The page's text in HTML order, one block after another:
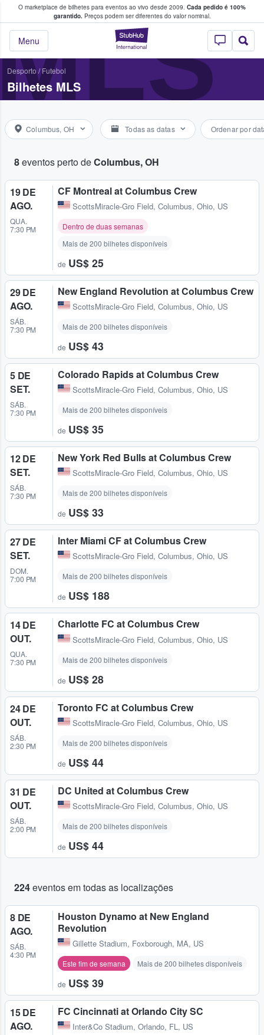
O marketplace de bilhetes para eventos ao vivo desde 2009. Cada pedido é 100%
garantido.Preços podem ser diferentes do valor nominal.
StubHub – onde
Menu
fãs compram e vendem bilhetes
Desporto/Futebol
Bilhetes MLS
Columbus, OH Todas as datas Ordenar por
8eventos perto deColumbus, OH
19 DE
AGO.
QUA.
7:30 PM
CF Montreal at Columbus Crew
ScottsMiracle-Gro Field, Columbus, Ohio, US
Dentro de duas semanas
Mais de 200 bilhetes disponíveis
de US$ 25
29 DE
AGO.
SÁB.
7:30 PM
New England Revolution at Columbus Crew
ScottsMiracle-Gro Field, Columbus, Ohio, US
Mais de 200 bilhetes disponíveis
de US$ 43
5 DE
SET.
SÁB.
7:30 PM
Colorado Rapids at Columbus Crew
ScottsMiracle-Gro Field, Columbus, Ohio, US
Mais de 200 bilhetes disponíveis
de US$ 35
12 DE
SET.
SÁB.
7:30 PM
New York Red Bulls at Columbus Crew
ScottsMiracle-Gro Field, Columbus, Ohio, US
Mais de 200 bilhetes disponíveis
de US$ 33
27 DE
SET.
DOM.
7:00 PM
Inter Miami CF at Columbus Crew
ScottsMiracle-Gro Field, Columbus, Ohio, US
Mais de 200 bilhetes disponíveis
de US$ 188
14 DE
OUT.
QUA.
7:30 PM
Charlotte FC at Columbus Crew
ScottsMiracle-Gro Field, Columbus, Ohio, US
Mais de 200 bilhetes disponíveis
de US$ 28
24 DE
OUT.
SÁB.
2:30 PM
Toronto FC at Columbus Crew
ScottsMiracle-Gro Field, Columbus, Ohio, US
Mais de 200 bilhetes disponíveis
de US$ 44
31 DE
OUT.
SÁB.
2:00 PM
DC United at Columbus Crew
ScottsMiracle-Gro Field, Columbus, Ohio, US
Mais de 200 bilhetes disponíveis
de US$ 44
224eventos em todas as localizações
8 DE
AGO.
SÁB.
4:30 PM
Houston Dynamo at New England
Revolution
Gillette Stadium, Foxborough, MA, US
Este fim de semana Mais de 200 bilhetes disponíveis
de US$ 39
15 DE
AGO.
FC Cincinnati at Orlando City SC
Inter&Co Stadium, Orlando, FL, US